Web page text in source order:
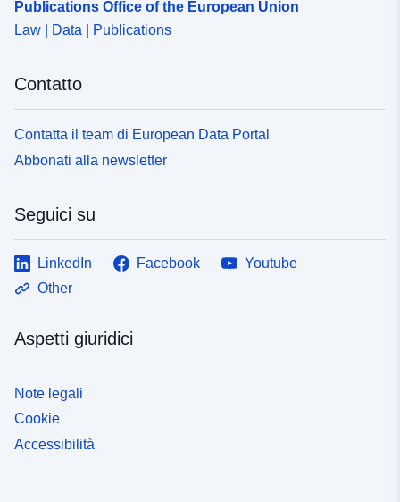
Publications Office of the European Union
Law | Data | Publications
Contatto
Contatta il team di European Data Portal
Abbonati alla newsletter
Seguici su
LinkedIn Facebook
Youtube
Other
Aspetti giuridici
Note legali
Cookie
Accessibilità